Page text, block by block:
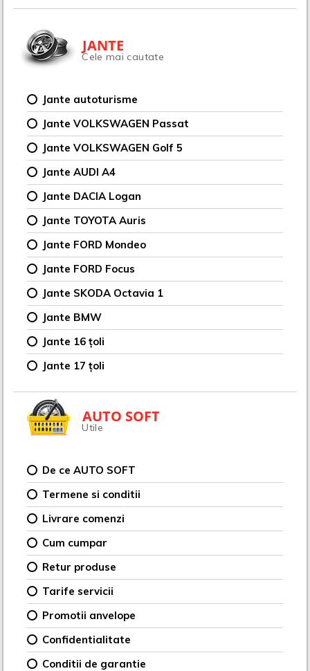
JANTE
Cele mai cautate
Jante autoturisme
Jante VOLKSWAGEN Passat
Jante VOLKSWAGEN Golf 5
Jante AUDI A4
Jante DACIA Logan
Jante TOYOTA Auris
Jante FORD Mondeo
Jante FORD Focus
Jante SKODA Octavia 1
Jante BMW
Jante 16 țoli
Jante 17 țoli
AUTO SOFT
Utile
De ce AUTO SOFT
Termene si conditii
Livrare comenzi
Cum cumpar
Retur produse
Tarife servicii
Promotii anvelope
Confidentialitate
Conditii de garantie